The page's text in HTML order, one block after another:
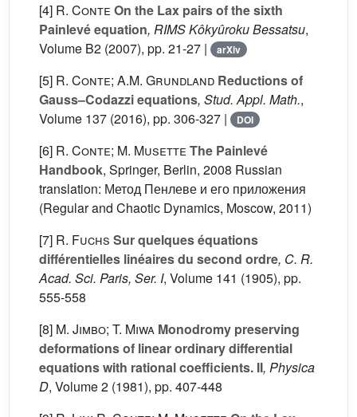
[4] R. Conte On the Lax pairs of the sixth
Painlevé equation, RIMS Kôkyûroku Bessatsu,
Volume B2 (2007), pp. 21-27 | arXiv
[5] R. Conte; A.M. Grundland Reductions of
Gauss–Codazzi equations, Stud. Appl. Math.,
Volume 137 (2016), pp. 306-327 | DOI
[6] R. Conte; M. Musette The Painlevé
Handbook, Springer, Berlin, 2008 Russian
translation: Метод Пенлеве и его приложения
(Regular and Chaotic Dynamics, Moscow, 2011)
[7] R. Fuchs Sur quelques équations
différentielles linéaires du second ordre, C. R.
Acad. Sci. Paris, Ser. I, Volume 141 (1905), pp.
555-558
[8] M. Jimbo; T. Miwa Monodromy preserving
deformations of linear ordinary differential
equations with rational coefficients. II, Physica
D, Volume 2 (1981), pp. 407-448